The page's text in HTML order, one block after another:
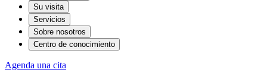
Su visita
Servicios
Sobre nosotros
Centro de conocimiento
Agenda una cita